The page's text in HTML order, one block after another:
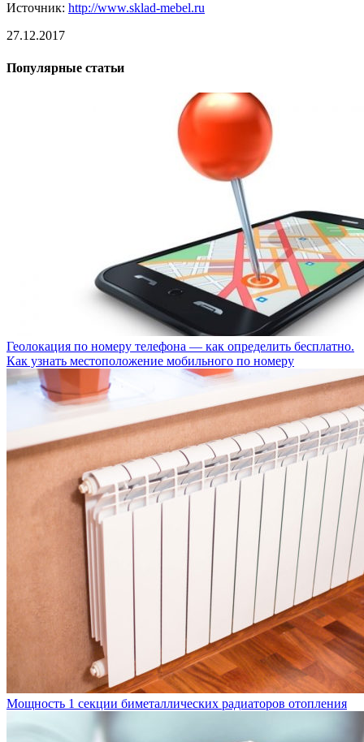
Источник: http://www.sklad-mebel.ru
27.12.2017
Популярные статьи
Геолокация по номеру телефона — как определить бесплатно.
Как узнать местоположение мобильного по номеру
Мощность 1 секции биметаллических радиаторов отопления